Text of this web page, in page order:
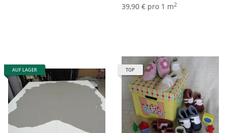
39,90 € pro 1 m2
AUF LAGER TOP